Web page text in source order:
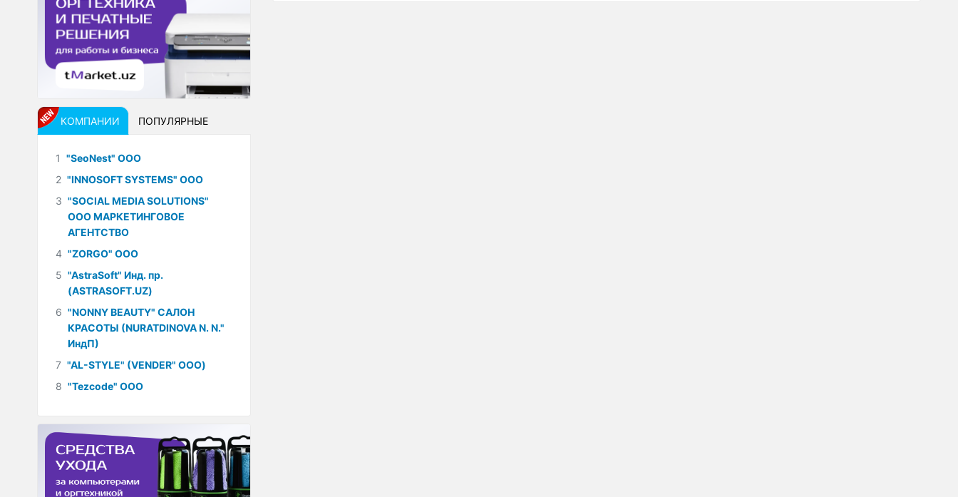
КОМПАНИИ ПОПУЛЯРНЫЕ
1 "SeoNest" ООО
2 "INNOSOFT SYSTEMS" ООО
3 "SOCIAL MEDIA SOLUTIONS"
ООО МАРКЕТИНГОВОЕ
АГЕНТСТВО
4 "ZORGO" ООО
5 "AstraSoft" Инд. пр.
(ASTRASOFT.UZ)
6 "NONNY BEAUTY" САЛОН
КРАСОТЫ (NURATDINOVA N. N."
ИндП)
7 "AL-STYLE" (VENDER" ООО)
8 "Tezcode" ООО